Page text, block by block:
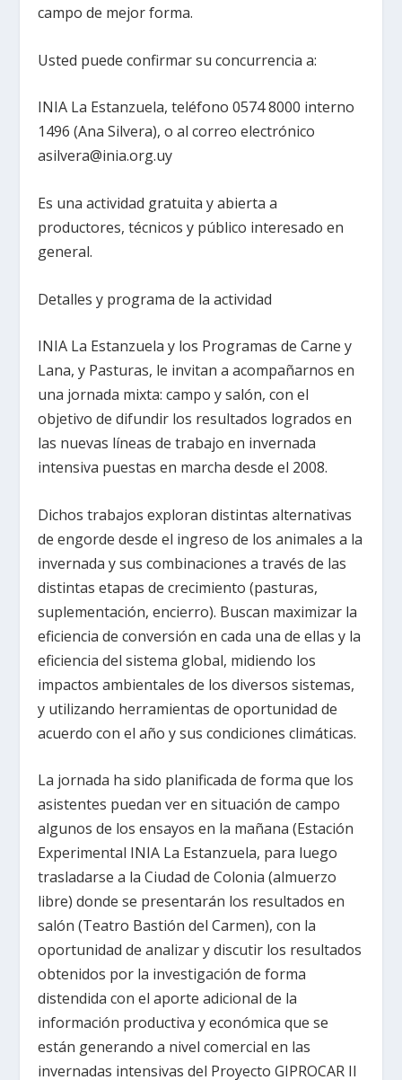
campo de mejor forma.
Usted puede confirmar su concurrencia a:
INIA La Estanzuela, teléfono 0574 8000 interno
1496 (Ana Silvera), o al correo electrónico
asilvera@inia.org.uy
Es una actividad gratuita y abierta a
productores, técnicos y público interesado en
general.
Detalles y programa de la actividad
INIA La Estanzuela y los Programas de Carne y
Lana, y Pasturas, le invitan a acompañarnos en
una jornada mixta: campo y salón, con el
objetivo de difundir los resultados logrados en
las nuevas líneas de trabajo en invernada
intensiva puestas en marcha desde el 2008.
Dichos trabajos exploran distintas alternativas
de engorde desde el ingreso de los animales a la
invernada y sus combinaciones a través de las
distintas etapas de crecimiento (pasturas,
suplementación, encierro). Buscan maximizar la
eficiencia de conversión en cada una de ellas y la
eficiencia del sistema global, midiendo los
impactos ambientales de los diversos sistemas,
y utilizando herramientas de oportunidad de
acuerdo con el año y sus condiciones climáticas.
La jornada ha sido planificada de forma que los
asistentes puedan ver en situación de campo
algunos de los ensayos en la mañana (Estación
Experimental INIA La Estanzuela, para luego
trasladarse a la Ciudad de Colonia (almuerzo
libre) donde se presentarán los resultados en
salón (Teatro Bastión del Carmen), con la
oportunidad de analizar y discutir los resultados
obtenidos por la investigación de forma
distendida con el aporte adicional de la
información productiva y económica que se
están generando a nivel comercial en las
invernadas intensivas del Proyecto GIPROCAR II